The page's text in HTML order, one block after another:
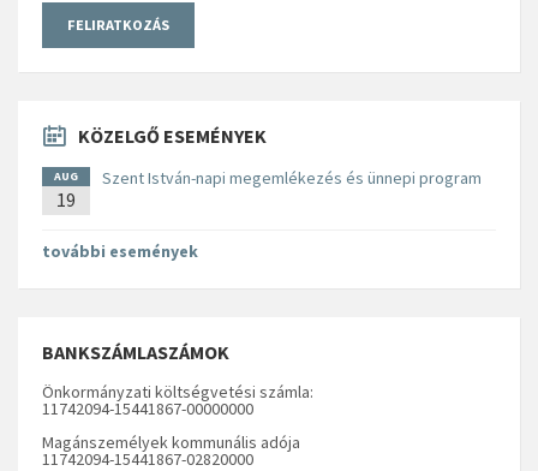
KÖZELGŐ ESEMÉNYEK
AUG
19
Szent István-napi megemlékezés és ünnepi program
további események
BANKSZÁMLASZÁMOK
Önkormányzati költségvetési számla:
11742094-15441867-00000000
Magánszemélyek kommunális adója
11742094-15441867-02820000